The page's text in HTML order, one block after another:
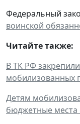
Федеральный
воинской
Читайте также:
В ТК РФ
мобилизованных
Детям
бюджетные места